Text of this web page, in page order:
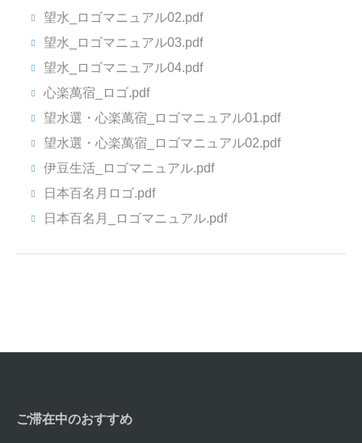
望水_ロゴマニュアル02.pdf
望水_ロゴマニュアル03.pdf
望水_ロゴマニュアル04.pdf
心楽萬宿_ロゴ.pdf
望水選・心楽萬宿_ロゴマニュアル01.pdf
望水選・心楽萬宿_ロゴマニュアル02.pdf
伊豆生活_ロゴマニュアル.pdf
日本百名月ロゴ.pdf
日本百名月_ロゴマニュアル.pdf
ご滞在中のおすすめ